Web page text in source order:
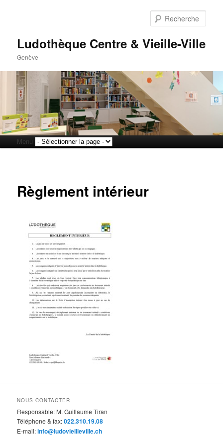
Ludothèque Centre & Vieille-Ville
Genève
principal
Aller
contenu
Aller
contenu
Règlement intérieur
NOUS CONTACTER
Responsable: M. Guillaume Tiran
Téléphone & fax:022.310.19.08
E-mail:info@ludovieilleville.ch